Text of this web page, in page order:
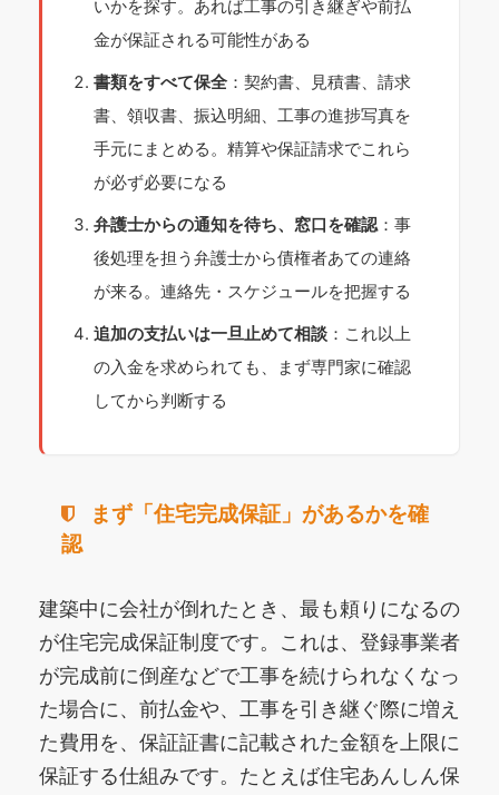
いかを探す。あれば工事の引き継ぎや前払
金が保証される可能性がある
書類をすべて保全 ：契約書、見積書、請求
書、領収書、振込明細、工事の進捗写真を
手元にまとめる。精算や保証請求でこれら
が必ず必要になる
弁護士からの通知を待ち、窓口を確認：事
後処理を担う弁護士から債権者あての連絡
が来る。連絡先・スケジュールを把握する
追加の支払いは一旦止めて相談 ：これ以上
の入金を求められても、まず専門家に確認
してから判断する
まず「住宅完成保証」があるかを確
認
建築中に会社が倒れたとき、最も頼りになるの
が住宅完成保証制度です。これは、登録事業者
が完成前に倒産などで工事を続けられなくなっ
た場合に、前払金や、工事を引き継ぐ際に増え
た費用を、保証証書に記載された金額を上限に
保証する仕組みです。たとえば住宅あんしん保